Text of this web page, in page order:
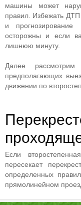
машины может
правил. Избежать ДТП
и прогнозирование
осторожны и если
лишнюю минуту.
Далее
предполагающих
движении по
Если
пересекает
определенных
прямолинейном